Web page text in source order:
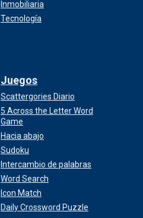
Inmobiliaria
Tecnología
Juegos
Scattergories Diario
5 Across the Letter Word
Game
Hacia abajo
Sudoku
Intercambio de palabras
Word Search
Icon Match
Daily Crossword Puzzle